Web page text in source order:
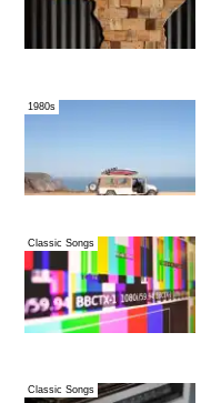
1980s
Classic Songs
Classic Songs